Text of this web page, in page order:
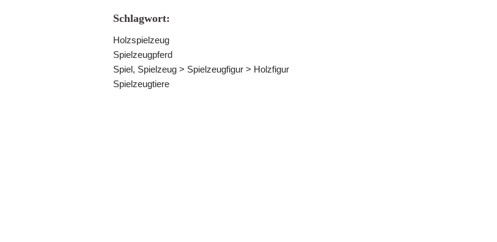
Schlagwort:
Holzspielzeug
Spielzeugpferd
Spiel, Spielzeug > Spielzeugfigur > Holzfigur
Spielzeugtiere